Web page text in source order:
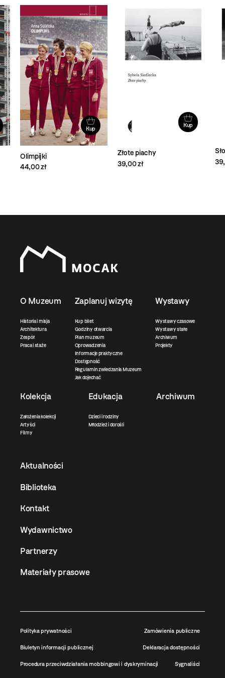
Kup
Olimpijki
44,00 zł
Kup
Złote piachy
39,00 zł
O Muzeum
Historia i misja
Architektura
Zespół
Praca i staże
Zaplanuj wizytę
Kup bilet
Godziny otwarcia
Plan muzeum
Oprowadzenia
Informacje praktyczne
Dostępność
Regulamin zwiedzania Muzeum
Jak dojechać
Wystawy
Wystawy czasowe
Wystawy stałe
Archiwum
Projekty
Kolekcja
Założenia kolekcji
Artyści
Filmy
Edukacja
Dzieci i rodziny
Młodzież i dorośli
Archiwum
Aktualności
Biblioteka
Kontakt
Wydawnictwo
Partnerzy
Materiały prasowe
Polityka prywatności Zamówienia publiczne
Biuletyn informacji publicznej Deklaracja dostępności
Procedura przeciwdziałania mobbingowi i dyskryminacji Sygnaliści